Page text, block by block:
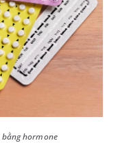
hormone